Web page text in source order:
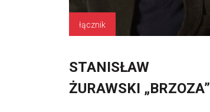
łącznik
STANISŁAW
ŻURAWSKI „BRZOZA”